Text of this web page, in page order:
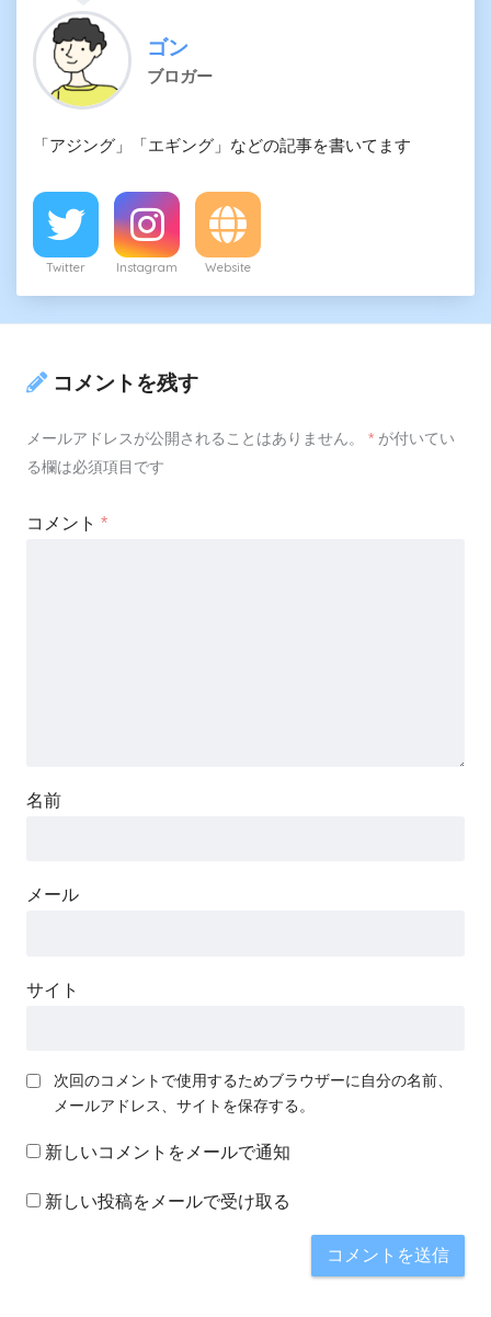
ゴン
ブロガー
「アジング」「エギング」などの記事を書いてます
Twitter Instagram Website
コメントを残す
メールアドレスが公開されることはありません。 * が付いてい
る欄は必須項目です
コメント *
名前
メール
サイト
次回のコメントで使用するためブラウザーに自分の名前、
メールアドレス、サイトを保存する。
新しいコメントをメールで通知
新しい投稿をメールで受け取る